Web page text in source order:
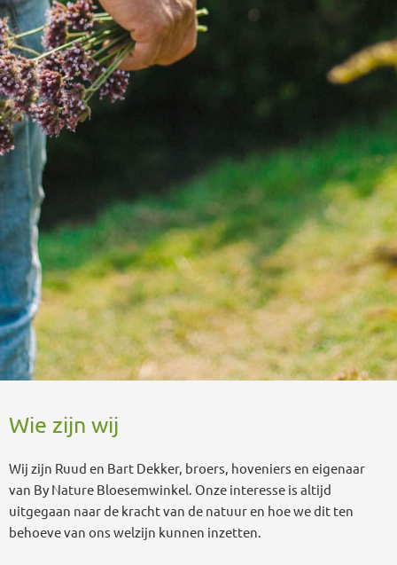
Welkom bij de
Bloesemwinkel
Elke plant en bloesem hebben hun eigen
Wie zijn wij
Wij zijn Ruud en Bart Dekker, broers, hoveniers en eigenaar
van By Nature Bloesemwinkel. Onze interesse is altijd
uitgegaan naar de kracht van de natuur en hoe we dit ten
behoeve van ons welzijn kunnen inzetten.